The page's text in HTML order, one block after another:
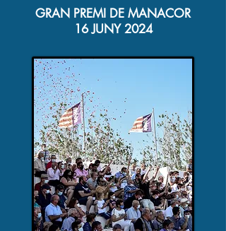
GRAN PREMI DE MANACOR
16 JUNY 2024